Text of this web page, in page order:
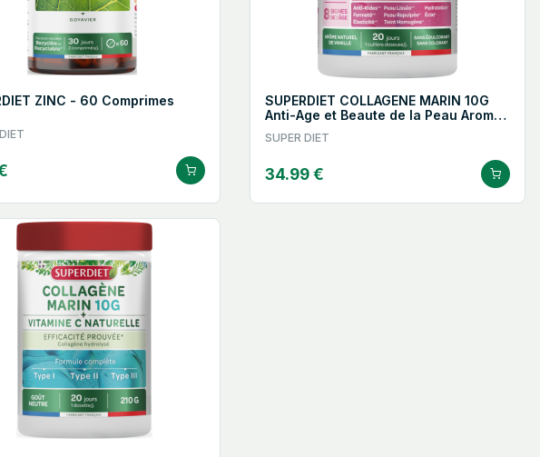
ZINC - 60 Comprimes
SUPERDIET COLLAGENE MARIN 10G
Anti-Age et Beaute de la Peau Arome
SUPER DIET
34.99 €